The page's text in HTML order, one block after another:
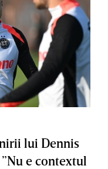
lui Dennis
e contextul